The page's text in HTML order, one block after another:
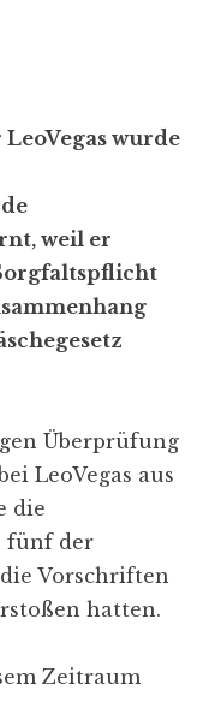
wurde
weil er
Überprüfung
LeoVegas aus
die
fünf der
Vorschriften
hatten.
Zeitraum